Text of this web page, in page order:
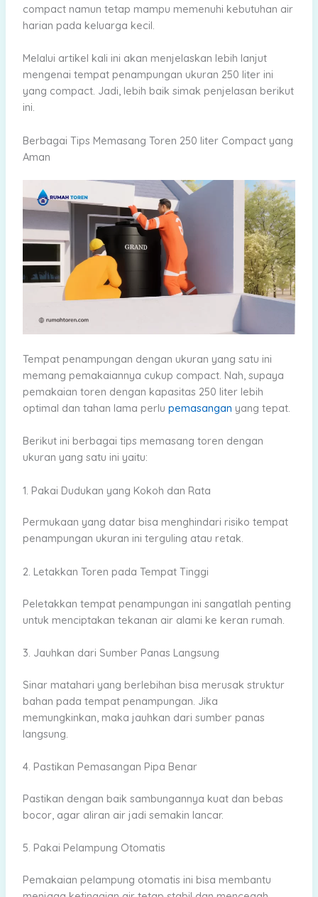
compact namun tetap mampu memenuhi kebutuhan air
harian pada keluarga kecil.
Melalui artikel kali ini akan menjelaskan lebih lanjut
mengenai tempat penampungan ukuran 250 liter ini
yang compact. Jadi, lebih baik simak penjelasan berikut
ini.
Berbagai Tips Memasang Toren 250 liter Compact yang
Aman
Tempat penampungan dengan ukuran yang satu ini
memang pemakaiannya cukup compact. Nah, supaya
pemakaian toren dengan kapasitas 250 liter lebih
optimal dan tahan lama perlu pemasangan yang tepat.
Berikut ini berbagai tips memasang toren dengan
ukuran yang satu ini yaitu:
1. Pakai Dudukan yang Kokoh dan Rata
Permukaan yang datar bisa menghindari risiko tempat
penampungan ukuran ini terguling atau retak.
2. Letakkan Toren pada Tempat Tinggi
Peletakkan tempat penampungan ini sangatlah penting
untuk menciptakan tekanan air alami ke keran rumah.
3. Jauhkan dari Sumber Panas Langsung
Sinar matahari yang berlebihan bisa merusak struktur
bahan pada tempat penampungan. Jika
memungkinkan, maka jauhkan dari sumber panas
langsung.
4. Pastikan Pemasangan Pipa Benar
Pastikan dengan baik sambungannya kuat dan bebas
bocor, agar aliran air jadi semakin lancar.
5. Pakai Pelampung Otomatis
Pemakaian pelampung otomatis ini bisa membantu